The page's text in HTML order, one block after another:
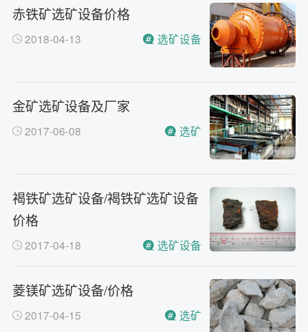
小型的制砂机类型有哪些？
主要有细碎机，复合破，对辊制
砂机，HX制砂机等
请问厂家地址在哪？
桐街与红松路交叉口中国高端矿
机生产出口基地园区
制砂机最小的产量是多少？
最小每小时12吨
答 每小时30-300方的型号都有。
红星制砂机在环保上达标吗？
环保测验均达到标准
砂机，HX制砂机等
赤铁矿选矿设备价格
2018-04-13 选矿设备
金矿选矿设备及厂家
2017-06-08 选矿
褐铁矿选矿设备/褐铁矿选矿设备
价格
2017-04-18 选矿设备
菱镁矿选矿设备/价格
2017-04-15 选矿